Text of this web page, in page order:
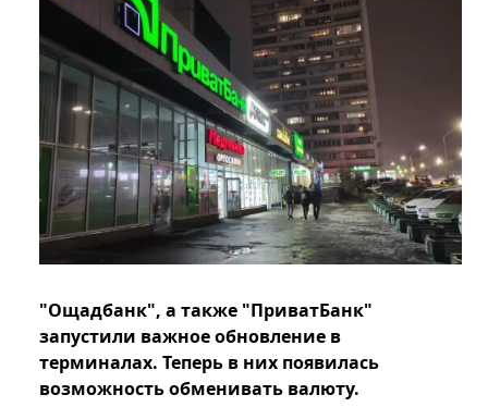
"Ощадбанк", а также "ПриватБанк"
запустили важное обновление в
терминалах. Теперь в них появилась
возможность обменивать валюту.